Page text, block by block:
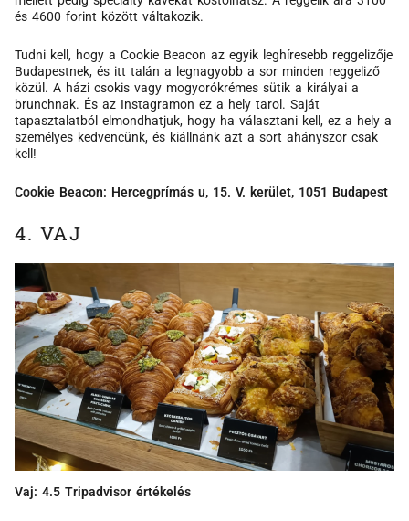
és 4600 forint között váltakozik.
Tudni kell, hogy a Cookie Beacon az egyik leghíresebb reggelizője
Budapestnek, és itt talán a legnagyobb a sor minden reggeliző
közül. A házi csokis vagy mogyorókrémes sütik a királyai a
brunchnak. És az Instagramon ez a hely tarol. Saját
tapasztalatból elmondhatjuk, hogy ha választani kell, ez a hely a
személyes kedvencünk, és kiállnánk azt a sort ahányszor csak
kell!
Cookie Beacon: Hercegprímás u, 15. V. kerület, 1051 Budapest
4. VAJ
Vaj: 4.5 Tripadvisor értékelés